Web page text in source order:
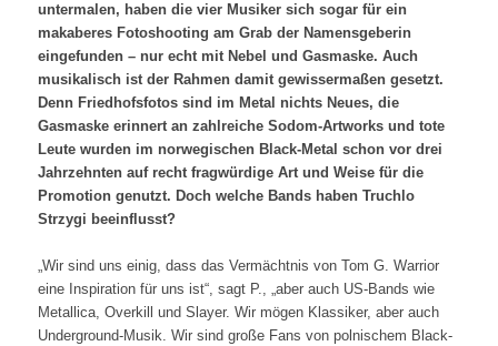
untermalen, haben die vier Musiker sich sogar für ein
makaberes Fotoshooting am Grab der Namensgeberin
eingefunden – nur echt mit Nebel und Gasmaske. Auch
musikalisch ist der Rahmen damit gewissermaßen gesetzt.
Denn Friedhofsfotos sind im Metal nichts Neues, die
Gasmaske erinnert an zahlreiche Sodom-Artworks und tote
Leute wurden im norwegischen Black-Metal schon vor drei
Jahrzehnten auf recht fragwürdige Art und Weise für die
Promotion genutzt. Doch welche Bands haben Truchlo
Strzygi beeinflusst?
„Wir sind uns einig, dass das Vermächtnis von Tom G. Warrior
eine Inspiration für uns ist“, sagt P., „aber auch US-Bands wie
Metallica, Overkill und Slayer. Wir mögen Klassiker, aber auch
Underground-Musik. Wir sind große Fans von polnischem Black-